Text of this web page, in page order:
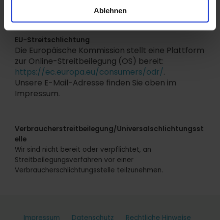
Ablehnen
EU-Streitschlichtung
Die Europäische Kommission stellt eine Plattform
zur Online-Streitbeilegung (OS) bereit:
https://ec.europa.eu/consumers/odr/.
Unsere E-Mail-Adresse finden Sie oben im
Impressum.
Verbraucherstreitbeilegung/Universalschlichtungsst
elle
Wir sind nicht bereit oder verpflichtet, an
Streitbeilegungsverfahren vor einer
Verbraucherschlichtungsstelle teilzunehmen.
Impressum Datenschutz Rechtliche Hinweise